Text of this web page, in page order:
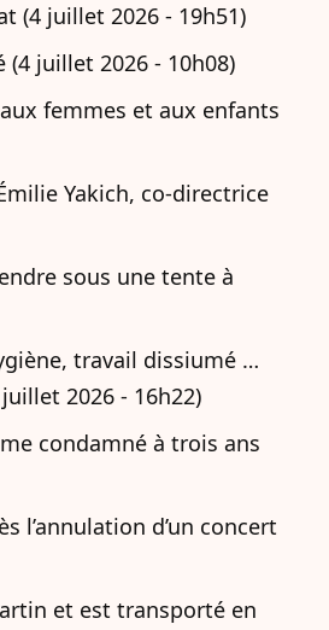
(4 juillet 2026 - 19h51)
juillet 2026 - 10h08)
femmes et aux enfants
Yakich, co-directrice
sous une tente à
travail dissiumé …
2026 - 16h22)
condamné à trois ans
l’annulation d’un concert
et est transporté en